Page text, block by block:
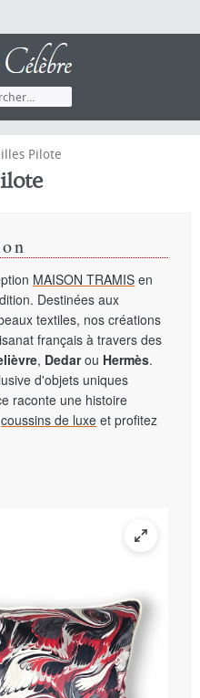
Pilote
MAISON TRAMIS en
Destinées aux
textiles, nos créations
français à travers des
, Dedarou Hermès.
d'objets uniques
raconte une histoire
coussins de luxe et profitez